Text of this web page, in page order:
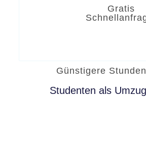
Gratis
Günstigere
Studenten als